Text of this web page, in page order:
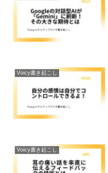
Voicy書き起こし
Voicy書き起こし